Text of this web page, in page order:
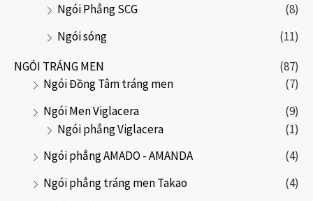
Ngói Phẳng SCG
(8)
Ngói sóng
(11)
NGÓI TRÁNG MEN
(87)
Ngói Đồng Tâm tráng men
(7)
Ngói Men Viglacera
(9)
Ngói phẳng Viglacera
(1)
Ngói phẳng AMADO - AMANDA
(4)
Ngói phẳng tráng men Takao
(4)